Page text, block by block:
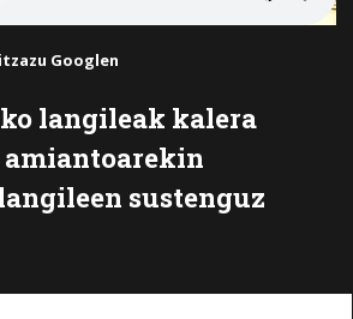
Googlen
langileak kalera
sustenguz